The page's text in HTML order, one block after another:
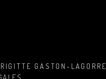
GASTON-LAGORRE